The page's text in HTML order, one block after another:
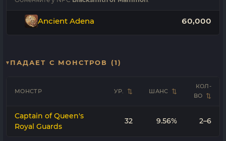
Ancient Adena 60,000
ПАДАЕТ С МОНСТРОВ (1)
МОНСТР УР. ШАНС
КОЛ-
ВО
Captain of Queen's
Royal Guards
32 9.56% 2–6